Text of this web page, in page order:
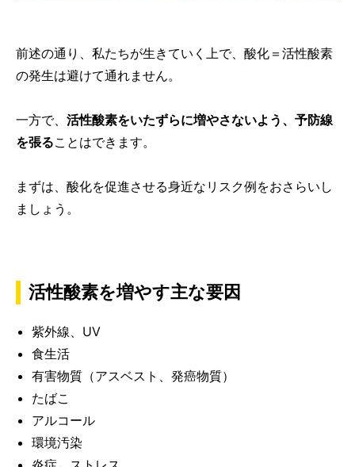
前述の通り、私たちが生きていく上で、酸化＝活性酸素
の発生は避けて通れません。
一方で、 活性酸素をいたずらに増やさないよう、予防線
を張ることはできます。
まずは、酸化を促進させる身近なリスク例をおさらいし
ましょう。
活性酸素を増やす主な要因
紫外線、UV
食生活
有害物質（アスベスト、発癌物質）
たばこ
アルコール
環境汚染